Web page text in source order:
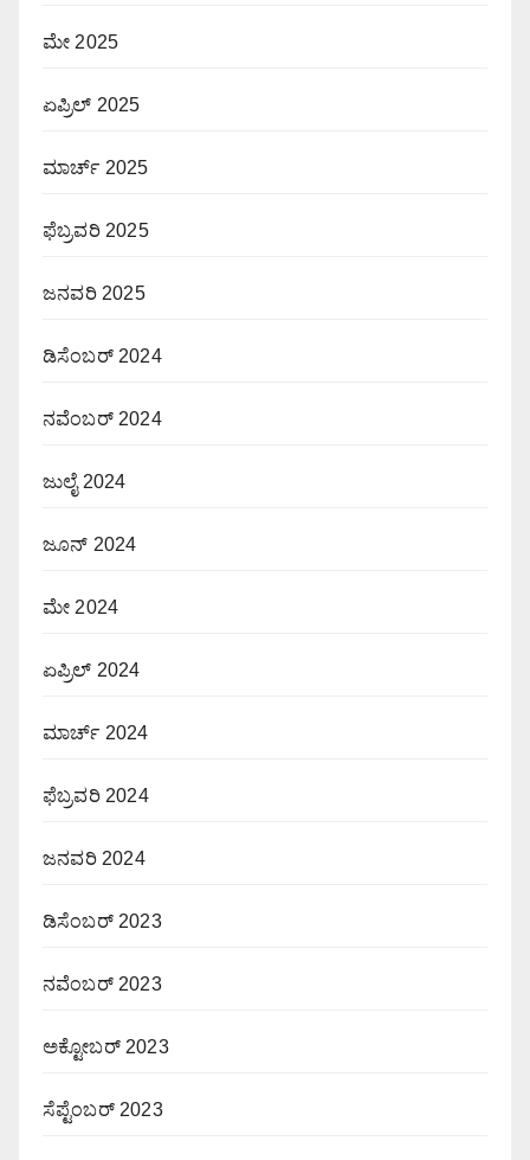
ಮೇ 2025
ಏಪ್ರಿಲ್ 2025
ಮಾರ್ಚ್ 2025
ಫೆಬ್ರವರಿ 2025
ಜನವರಿ 2025
ಡಿಸೆಂಬರ್ 2024
ನವೆಂಬರ್ 2024
ಜುಲೈ 2024
ಜೂನ್ 2024
ಮೇ 2024
ಏಪ್ರಿಲ್ 2024
ಮಾರ್ಚ್ 2024
ಫೆಬ್ರವರಿ 2024
ಜನವರಿ 2024
ಡಿಸೆಂಬರ್ 2023
ನವೆಂಬರ್ 2023
ಅಕ್ಟೋಬರ್ 2023
ಸೆಪ್ಟೆಂಬರ್ 2023